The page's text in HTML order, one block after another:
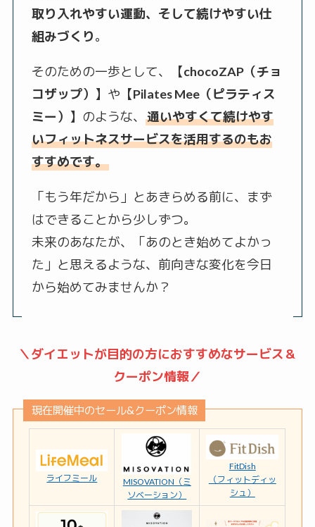
取り入れやすい運動、そして続けやすい仕
組みづくり。
そのための一歩として、【chocoZAP（チョ
コザップ） 】や【Pilates Mee（ピラティス
ミー） 】のような、 通いやすくて続けやす
いフィットネスサービスを活用するのもお
すすめです。
「もう年だから」とあきらめる前に、まず
はできることから少しずつ。
未来のあなたが、「あのとき始めてよかっ
た」と思えるような、前向きな変化を今日
から始めてみませんか？
＼ダイエットが目的の方におすすめなサービス＆
クーポン情報／
現在開催中のセール&クーポン情報
ライフミール
MISOVATION（ミ
ソベーション）
FitDish
（フィットディッ
シュ）